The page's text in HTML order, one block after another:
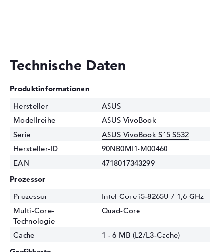
Technische Daten
Produktinformationen
Hersteller
ASUS
Modellreihe
ASUS VivoBook
Serie
ASUS VivoBook S15 S532
Hersteller-ID
90NB0MI1-M00460
EAN
4718017343299
Prozessor
Prozessor
Intel Core i5-8265U / 1,6 GHz
Multi-Core-
Technologie
Quad-Core
Cache
1 - 6 MB (L2/L3-Cache)